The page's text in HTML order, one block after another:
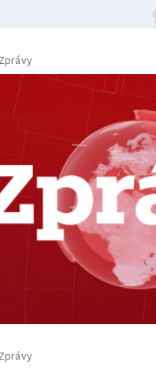
Zprávy
Zprávy